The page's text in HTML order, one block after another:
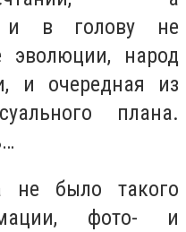
и в голову не
эволюции, народ
и очередная из
плана.
не было такого
фото- и